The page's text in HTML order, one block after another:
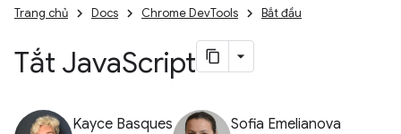
Trang chủ Docs Chrome DevTools Bắt đầu
Tắt JavaScript
Kayce Basques Sofia Emelianova